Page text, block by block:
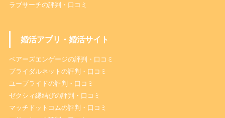
ラブサーチの評判・口コミ
婚活アプリ・婚活サイト
ペアーズエンゲージの評判・口コミ
ブライダルネットの評判・口コミ
ユーブライドの評判・口コミ
ゼクシィ縁結びの評判・口コミ
マッチドットコムの評判・口コミ